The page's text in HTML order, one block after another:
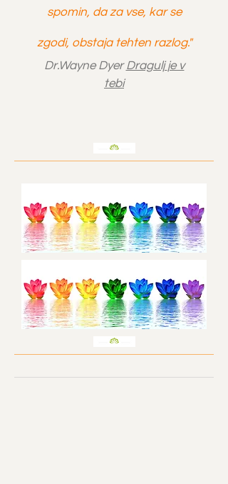
spomin, da za vse, kar se
zgodi, obstaja tehten razlog."
Dr.Wayne DyerDraguljje v
tebi